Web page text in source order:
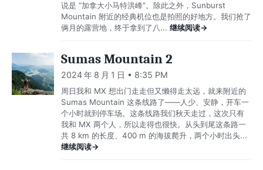
说是 “加拿大小马特洪峰”。除此之外，Sunburst
Mountain 附近的经典机位也是拍照的好地方。我们抢了
俩月的露营地，终于拿到了八... 继续阅读→
Sumas Mountain 2
2024 年 8 月 1 日 • 8:35 PM
周日我和 MX 想出门走走但又懒得走太远，就来附近的
Sumas Mountain 这条线路了——人少、安静，开车一
个小时就到停车场。这条线路我们秋天走过，这次只有
我和 MX 两个人，所以走得也很快。从头到尾这条路一
共 8 km 的长度、400 m 的海拔爬升，两个小时出头...
继续阅读→